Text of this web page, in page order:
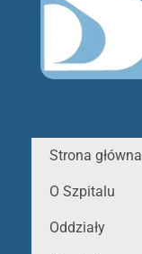
Strona główna
O Szpitalu
Oddziały